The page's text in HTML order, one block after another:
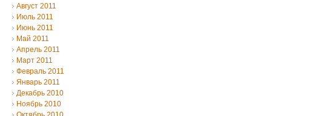
Август 2011
Июль 2011
Июнь 2011
Май 2011
Апрель 2011
Март 2011
Февраль 2011
Январь 2011
Декабрь 2010
Ноябрь 2010